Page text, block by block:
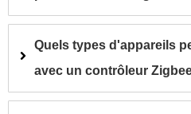
Quels types d'appareils
avec un contrôleur